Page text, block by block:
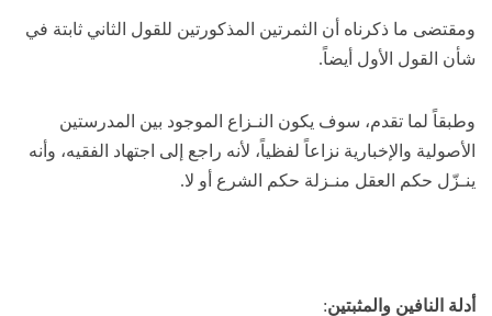
ومقتضى ما ذكرناه أن الثمرتين المذكورتين للقول الثاني ثابتة في
شأن القول الأول أيضاً.
وطبقاً لما تقدم، سوف يكون النـزاع الموجود بين المدرستين
الأصولية والإخبارية نزاعاً لفظياً، لأنه راجع إلى اجتهاد الفقيه، وأنه
ينـزّل حكم العقل منـزلة حكم الشرع أو لا.
أدلة النافين والمثبتين: